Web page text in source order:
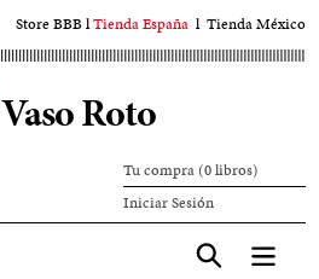
Store BBBlTienda España l Tienda México
Vaso Roto
Tu compra (0 libros)
Iniciar SesiónIniciar
sesión
Aceptar